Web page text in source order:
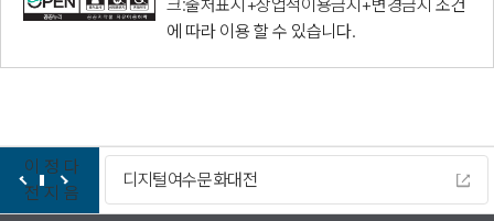
크:출처표시+상업적이용금지+변경금지 조건
에 따라 이용 할 수 있습니다.
이
전
정
지
다
음
디지털여수문화대전